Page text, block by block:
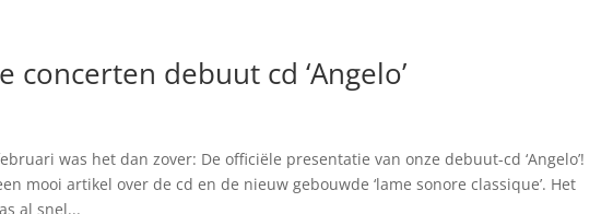
concerten debuut cd ‘Angelo’
was het dan zover: De officiële presentatie van onze debuut-cd ‘Angelo’!
mooi artikel over de cd en de nieuw gebouwde ‘lame sonore classique’. Het
al snel...